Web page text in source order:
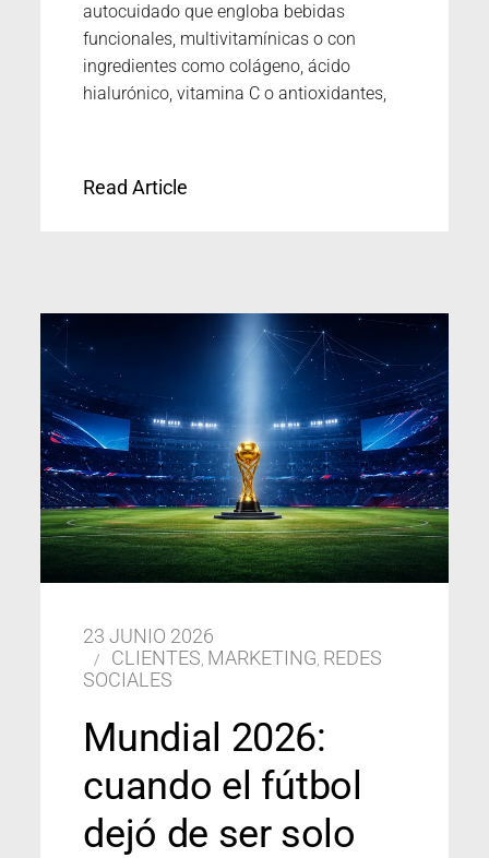
autocuidado que engloba bebidas
funcionales, multivitamínicas o con
ingredientes como colágeno, ácido
hialurónico, vitamina C o antioxidantes,
Read Article
23 JUNIO 2026
CLIENTES MARKETING REDES
SOCIALES
Mundial 2026:
cuando el fútbol
dejó de ser solo